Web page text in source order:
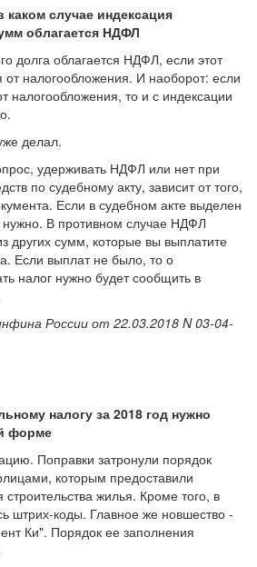
случае индексация
облагается НДФЛ
долга облагается НДФЛ, если этот
от налогообложения. И наоборот: если
налогообложения, то и с индексации
делал.
удерживать НДФЛ или нет при
по судебному акту, зависит от того,
Если в судебном акте выделен
нужно. В противном случае НДФЛ
других сумм, которые вы выплатите
Если выплат не было, то о
налог нужно будет сообщить в
России от 22.03.2018 N 03-04-
налогу за 2018 год нужно
форме
Поправки затронули порядок
которым предоставили
жилья. Кроме того, в
штрих-коды. Главное же новшество -
Ки". Порядок ее заполнения